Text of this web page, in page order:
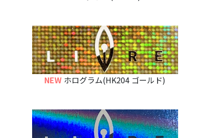
NEW ホログラム(HK204 ゴールド)